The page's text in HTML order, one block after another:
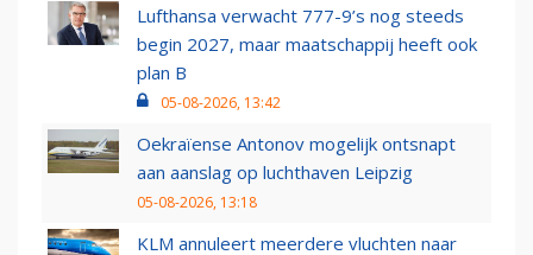
Lufthansa verwacht 777-9’s nog steeds
begin 2027, maar maatschappij heeft ook
plan B
05-08-2026, 13:42
Oekraïense Antonov mogelijk ontsnapt
aan aanslag op luchthaven Leipzig
05-08-2026, 13:18
KLM annuleert meerdere vluchten naar